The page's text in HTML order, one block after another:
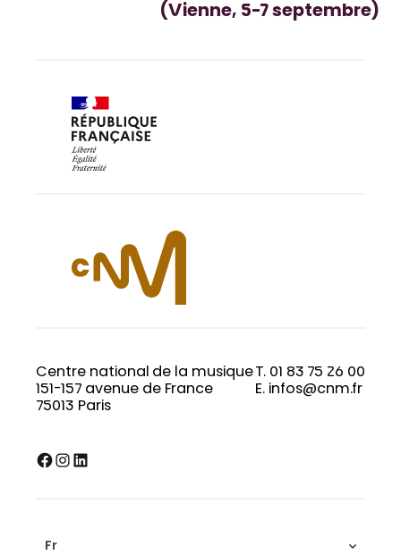
(Vienne, 5-7 septembre)
Centre national de la musique
151-157 avenue de France
75013 Paris
T. 01 83 75 26 00
E. infos@cnm.fr
Facebook InstagramLinkedIn
Fr